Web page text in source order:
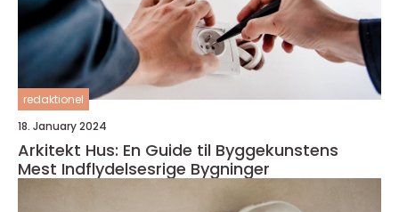
redaktionel
18. January 2024
Arkitekt Hus: En Guide til Byggekunstens
Mest Indflydelsesrige Bygninger